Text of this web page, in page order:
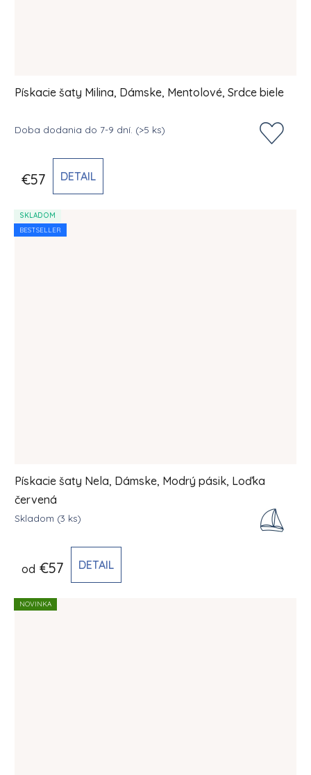
Pískacie šaty Milina, Dámske, Mentolové, Srdce biele
Doba dodania do 7-9 dní. (>5 ks)
€57 DETAIL
SKLADOM
BESTSELLER
Pískacie šaty Nela, Dámske, Modrý pásik, Loďka
červená
Skladom (3 ks)
od €57 DETAIL
NOVINKA